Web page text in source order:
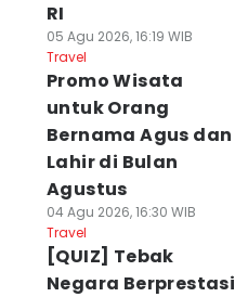
RI
05 Agu 2026, 16:19 WIB
Travel
Promo Wisata
untuk Orang
Bernama Agus dan
Lahir di Bulan
Agustus
04 Agu 2026, 16:30 WIB
Travel
[QUIZ] Tebak
Negara Berprestasi